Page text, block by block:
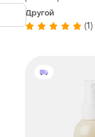
sweet love
Другой
(1)